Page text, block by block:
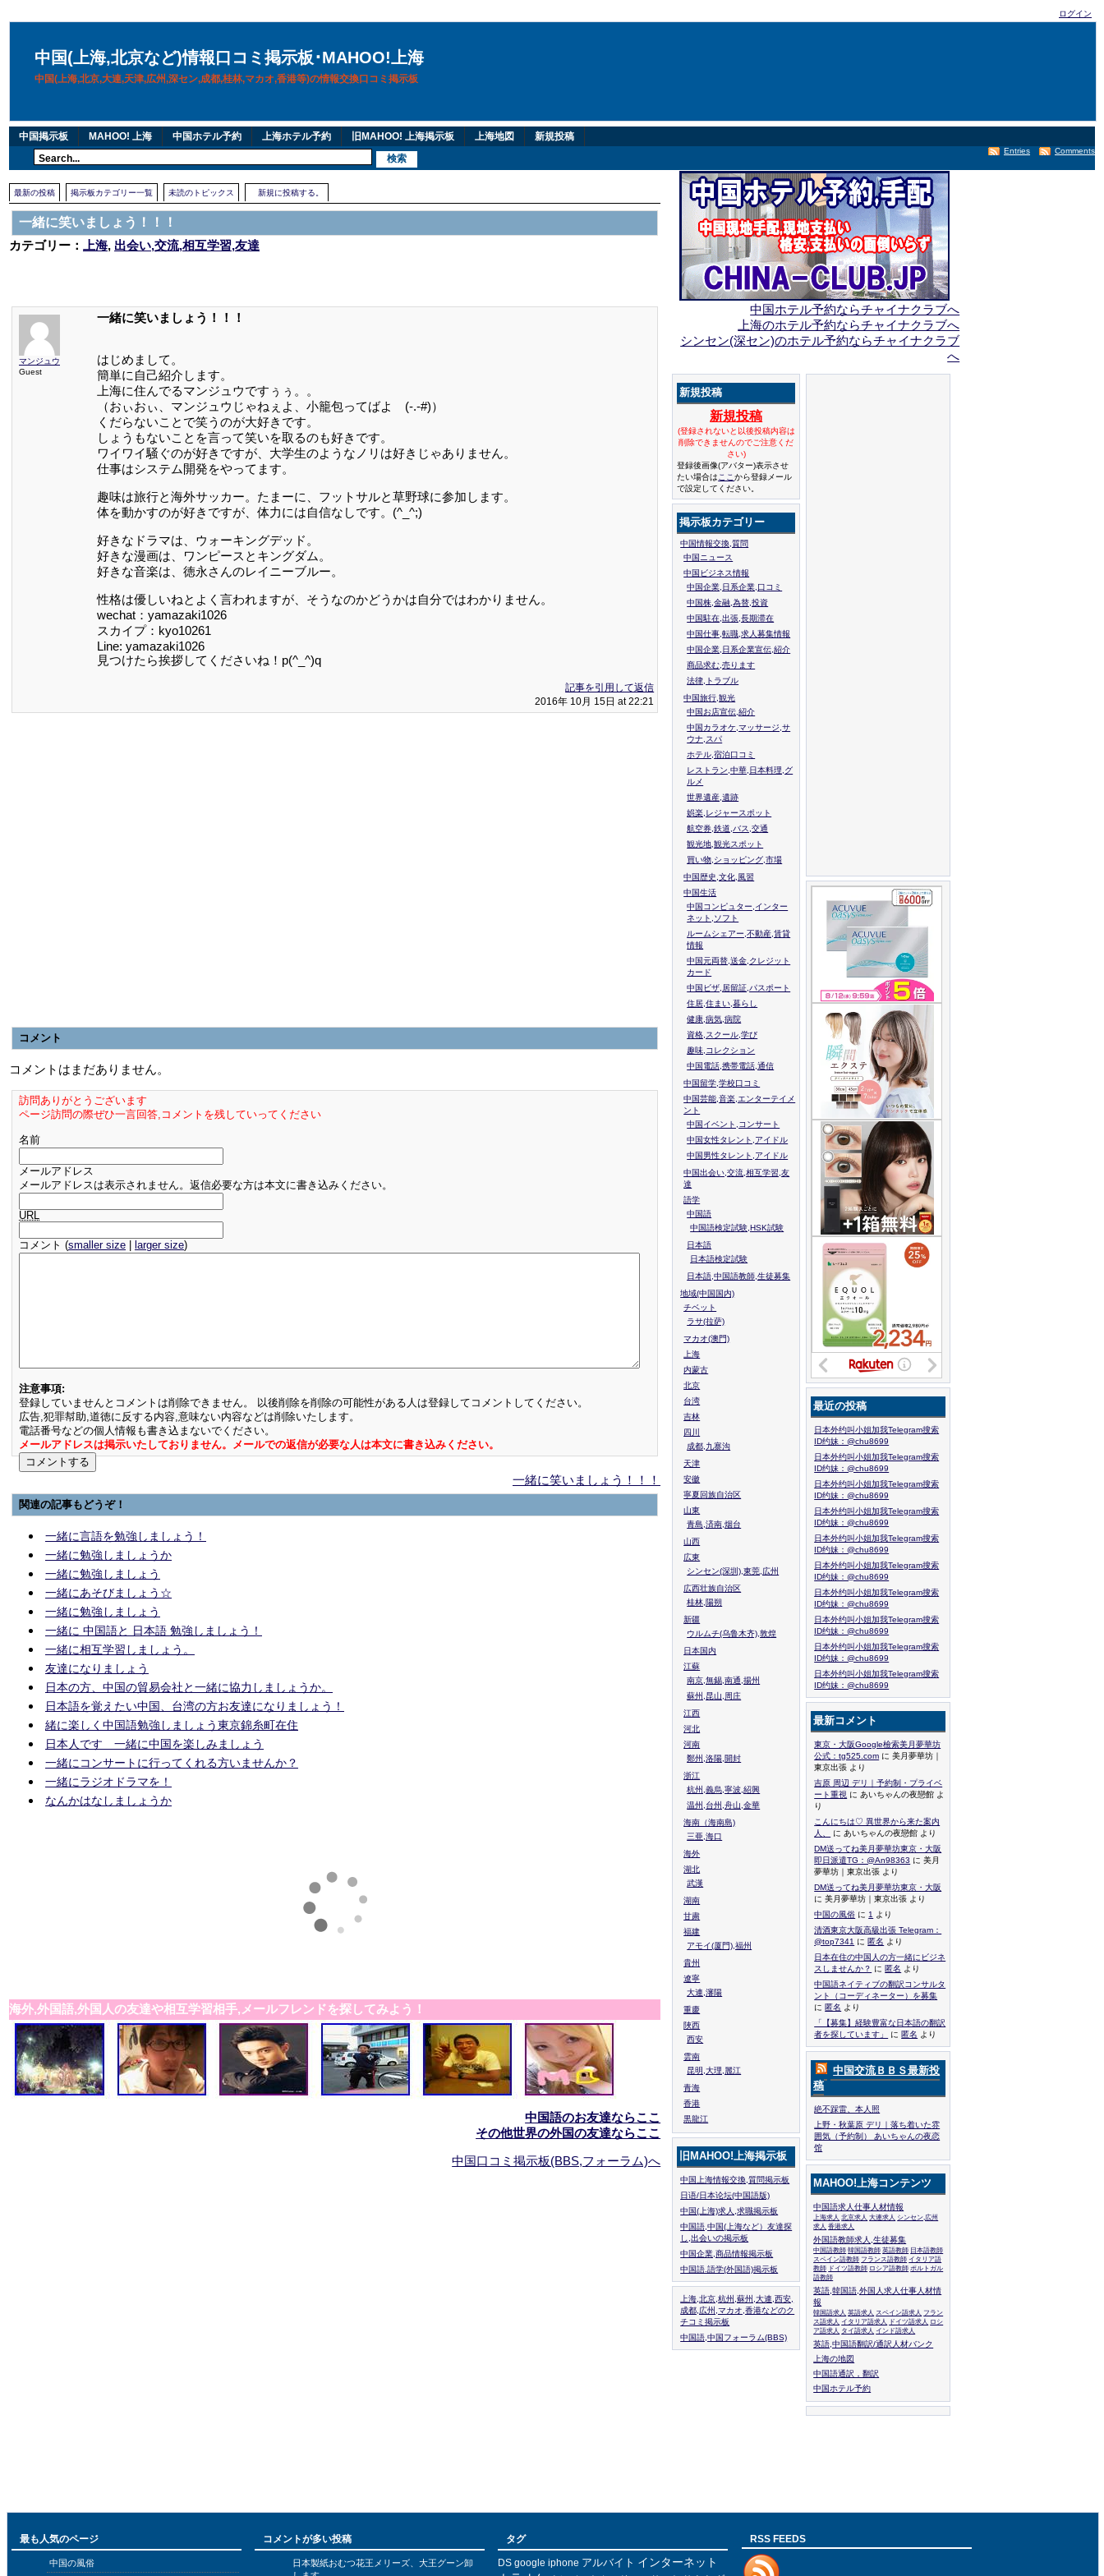
ログイン
中国(上海,北京など)情報口コミ掲示板･MAHOO!上海
中国(上海,北京,大連,天津,広州,深セン,成都,桂林,マカオ,香港等)の情報交換口コミ掲示板
中国掲示板 MAHOO! 上海 中国ホテル予約 上海ホテル予約 旧MAHOO! 上海掲示板 上海地図 新規投稿
Comments
Entries
最新の投稿 掲示板カテゴリー一覧 未読のトピックス 新規に投稿する。
一緒に笑いましょう！！！
カテゴリー：
上海, 出会い,交流,相互学習,友達
マンジュウ
Guest
一緒に笑いましょう！！！
はじめまして。
簡単に自己紹介します。
上海に住んでるマンジュウですぅぅ。。
（おぃおぃ、マンジュウじゃねぇよ、小籠包ってばよ (-.-#)）
くだらないことで笑うのが大好きです。
しょうもないことを言って笑いを取るのも好きです。
ワイワイ騒ぐのが好きですが、大学生のようなノリは好きじゃありません。
仕事はシステム開発をやってます。
趣味は旅行と海外サッカー。たまーに、フットサルと草野球に参加します。
体を動かすのが好きですが、体力には自信なしです。(^_^;)
好きなドラマは、ウォーキングデッド。
好きな漫画は、ワンピースとキングダム。
好きな音楽は、徳永さんのレイニーブルー。
性格は優しいねとよく言われますが、そうなのかどうかは自分ではわかりません。
wechat：yamazaki1026
スカイプ：kyo10261
Line: yamazaki1026
見つけたら挨拶してくださいね！p(^_^)q
記事を引用して返信
2016年 10月 15日 at 22:21
コメント
コメントはまだありません。
訪問ありがとうございます
ページ訪問の際ぜひ一言回答,コメントを残していってください
名前
メールアドレス
メールアドレスは表示されません。返信必要な方は本文に書き込みください。
URL
コメント (smaller size larger size)
注意事項:
登録していませんとコメントは削除できません。 以後削除を削除の可能性がある人は登録してコメントしてください。
広告,犯罪幇助,道徳に反する内容,意味ない内容などは削除いたします。
電話番号などの個人情報も書き込まないでください。
メールアドレスは掲示いたしておりません。メールでの返信が必要な人は本文に書き込みください。
一緒に笑いましょう！！！
関連の記事もどうぞ！
一緒に言語を勉強しましょう！
一緒に勉強しましょうか
一緒に勉強しましょう
一緒にあそびましょう☆
一緒に勉強しましょう
一緒に 中国語と 日本語 勉強しましょう！
一緒に相互学習しましょう。
友達になりましょう
日本の方、中国の貿易会社と一緒に協力しましょうか。
日本語を覚えたい中国、台湾の方お友達になりましょう！
緒に楽しく中国語勉強しましょう東京錦糸町在住
日本人です 一緒に中国を楽しみましょう
一緒にコンサートに行ってくれる方いませんか？
一緒にラジオドラマを！
なんかはなしましょうか
海外,外国語,外国人の友達や相互学習相手,メールフレンドを探してみよう！
中国語のお友達ならここ
その他世界の外国の友達ならここ
中国口コミ掲示板(BBS,フォーラム)へ
中国ホテル予約ならチャイナクラブへ
上海のホテル予約ならチャイナクラブへ
シンセン(深セン)のホテル予約ならチャイナクラブ
へ
新規投稿
新規投稿
(登録されないと以後投稿内容は
削除できませんのでご注意くだ
さい)
登録後画像(アバター)表示させ
たい場合は ここから登録メール
で設定してください。
掲示板カテゴリー
中国情報交換,質問
中国ニュース
中国ビジネス情報
中国企業,日系企業,口コミ
中国株,金融,為替,投資
中国駐在,出張,長期滞在
中国仕事,転職,求人募集情報
中国企業,日系企業宣伝,紹介
商品求む,売ります
法律,トラブル
中国旅行,観光
中国お店宣伝,紹介
中国カラオケ,マッサージ,サ
ウナ,スパ
ホテル,宿泊口コミ
レストラン,中華,日本料理,グ
ルメ
世界遺産,遺跡
娯楽,レジャースポット
航空券,鉄道,バス,交通
観光地,観光スポット
買い物,ショッピング,市場
中国歴史,文化,風習
中国生活
中国コンピュター,インター
ネット,ソフト
ルームシェアー,不動産,賃貸
情報
中国元両替,送金,クレジット
カード
中国ビザ,居留証,パスポート
住居,住まい,暮らし
健康,病気,病院
資格,スクール,学び
趣味,コレクション
中国電話,携帯電話,通信
中国留学,学校口コミ
中国芸能,音楽,エンターテイメ
ント
中国イベント,コンサート
中国女性タレント,アイドル
中国男性タレント,アイドル
中国出会い,交流,相互学習,友
達
語学
中国語
中国語検定試験,HSK試験
日本語
日本語検定試験
日本語,中国語教師,生徒募集
地域(中国国内)
チベット
ラサ(拉萨)
マカオ(澳門)
上海
内蒙古
北京
台湾
吉林
四川
成都,九寨沟
天津
安徽
寧夏回族自治区
山東
青島,済南,烟台
山西
広東
シンセン(深圳),東莞,広州
広西壮族自治区
桂林,陽朔
新疆
ウルムチ(乌鲁木齐),敦煌
日本国内
江蘇
南京,無錫,南通,揚州
蘇州,昆山,周庄
江西
河北
河南
鄭州,洛陽,開封
浙江
杭州,義烏,寧波,紹興
温州,台州,舟山,金華
海南（海南島)
三亜,海口
海外
湖北
武漢
湖南
甘粛
福建
アモイ(厦門),福州
貴州
遼寧
大連,瀋陽
重慶
陜西
西安
雲南
昆明,大理,麗江
青海
香港
黒龍江
旧MAHOO!上海掲示板
中国上海情報交換,質問掲示板
日语/日本论坛(中国語版)
中国(上海)求人,求職掲示板
中国語,中国(上海など）友達探
し,出会いの掲示板
中国企業,商品情報掲示板
中国語.語学(外国語)掲示板
上海,北京,杭州,蘇州,大連,西安,
成都,広州,マカオ,香港などのク
チコミ掲示板
中国語,中国フォーラム(BBS)
最近の投稿
日本外约叫小姐加我Telegram搜索
ID约妹：@chu8699
日本外约叫小姐加我Telegram搜索
ID约妹：@chu8699
日本外约叫小姐加我Telegram搜索
ID约妹：@chu8699
日本外约叫小姐加我Telegram搜索
ID约妹：@chu8699
日本外约叫小姐加我Telegram搜索
ID约妹：@chu8699
日本外约叫小姐加我Telegram搜索
ID约妹：@chu8699
日本外约叫小姐加我Telegram搜索
ID约妹：@chu8699
日本外约叫小姐加我Telegram搜索
ID约妹：@chu8699
日本外约叫小姐加我Telegram搜索
ID约妹：@chu8699
日本外约叫小姐加我Telegram搜索
ID约妹：@chu8699
最新コメント
東京・大阪Google檢索美月夢華坊
公式：tg525.com に 美月夢華坊｜
東京出張 より
吉原 周辺 デリ｜予約制・プライベ
ート重視 に あいちゃんの夜戀館 よ
り
こんにちは♡ 異世界から来た案内
人、
に あいちゃんの夜戀館 より
DM送ってね美月夢華坊東京・大阪
即日派遣TG：@An98363 に 美月
夢華坊｜東京出張 より
DM送ってね美月夢華坊東京・大阪
に 美月夢華坊｜東京出張 より
中国の風俗 に 1
より
清酒東京大阪高級出張 Telegram：
@top7341 に 匿名 より
日本在住の中国人の方一緒にビジネ
スしませんか？ に 匿名 より
中国語ネイティブの翻訳コンサルタ
ント（コーディネーター）を募集
に 匿名 より
「【募集】経験豊富な日本語の翻訳
者を探しています」
に 匿名 より
中国交流ＢＢＳ最新投
稿
絶不踩雷、本人照
上野・秋葉原 デリ｜落ち着いた雰
囲気（予約制） あいちゃんの夜恋
馆
MAHOO!上海コンテンツ
中国語求人仕事人材情報
上海求人 北京求人 大連求人 シンセン,広州
求人 香港求人
外国語教師求人,生徒募集
中国語教師 韓国語教師 英語教師 日本語教師
スペイン語教師 フランス語教師 イタリア語
教師 ドイツ語教師 ロシア語教師 ポルトガル
語教師
英語,韓国語,外国人求人仕事人材情
報
韓国語求人 英語求人 スペイン語求人 フラン
ス語求人 イタリア語求人 ドイツ語求人 ロシ
ア語求人 タイ語求人 インド語求人
英語,中国語翻訳/通訳人材バンク
上海の地図
中国語通訳，翻訳
中国ホテル予約
最も人気のページ
中国の風俗
コメントが多い投稿
日本製紙おむつ花王メリーズ、大王グーン卸
タグ
DS google iphone アルバイト インターネット
RSS FEEDS